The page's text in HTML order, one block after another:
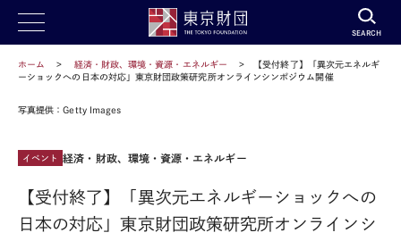
SEARCH
ホーム 経済・財政、環境・資源・エネルギー
【受付終了】「異次元エネルギ
ーショックへの日本の対応」東京財団政策研究所オンラインシンポジウム開催
写真提供：Getty Images
イベント 経済・財政、環境・資源・エネルギー
【受付終了】「異次元エネルギーショックへの
日本の対応」東京財団政策研究所オンラインシ